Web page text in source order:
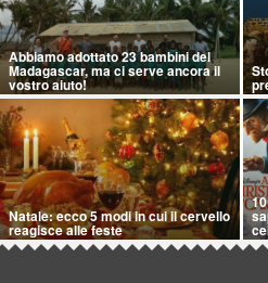
Abbiamo adottato 23 bambini del
Madagascar, ma ci serve ancora il
vostro aiuto!
Natale: ecco 5 modi in cui il cervello
reagisce alle feste